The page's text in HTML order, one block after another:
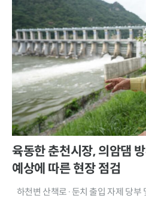
육동한 춘천시장, 의암댐
예상에 따른 현장 점검
하천변 산책로·둔치 출입 자제 당부